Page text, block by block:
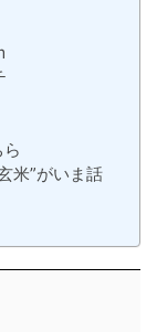
米”がいま話